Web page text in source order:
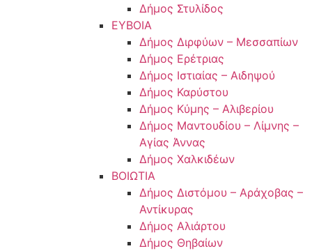
Δήμος Στυλίδος
ΕΥΒΟΙΑ
Δήμος Διρφύων – Μεσσαπίων
Δήμος Ερέτριας
Δήμος Ιστιαίας – Αιδηψού
Δήμος Καρύστου
Δήμος Κύμης – Αλιβερίου
Δήμος Μαντουδίου – Λίμνης –
Αγίας Άννας
Δήμος Χαλκιδέων
ΒΟΙΩΤΙΑ
Δήμος Διστόμου – Αράχοβας –
Αντίκυρας
Δήμος Αλιάρτου
Δήμος Θηβαίων